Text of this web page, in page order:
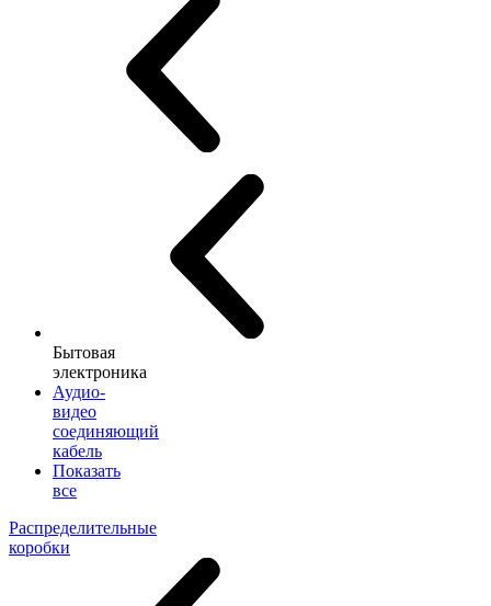
Бытовая
электроника
Аудио-
видео
соединяющий
кабель
Показать
все
Распределительные
коробки